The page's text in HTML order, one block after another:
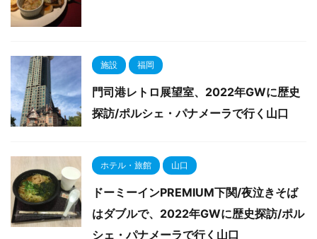
施設 福岡
門司港レトロ展望室、2022年GWに歴史
探訪/ポルシェ・パナメーラで行く山口
ホテル・旅館 山口
ドーミーインPREMIUM下関/夜泣きそば
はダブルで、2022年GWに歴史探訪/ポル
シェ・パナメーラで行く山口